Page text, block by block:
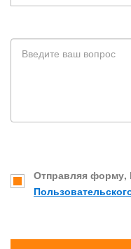
Отправляя форму,